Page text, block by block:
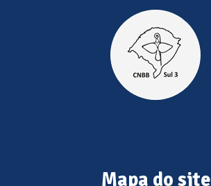
Mapa do site